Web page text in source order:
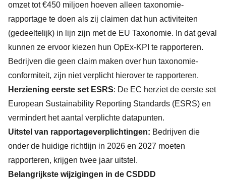
omzet tot €450 miljoen hoeven alleen taxonomie-
rapportage te doen als zij claimen dat hun activiteiten
(gedeeltelijk) in lijn zijn met de EU Taxonomie. In dat geval
kunnen ze ervoor kiezen hun OpEx-KPI te rapporteren.
Bedrijven die geen claim maken over hun taxonomie-
conformiteit, zijn niet verplicht hierover te rapporteren.
Herziening eerste set ESRS: De EC herziet de eerste set
European Sustainability Reporting Standards (ESRS) en
vermindert het aantal verplichte datapunten.
Uitstel van rapportageverplichtingen: Bedrijven die
onder de huidige richtlijn in 2026 en 2027 moeten
rapporteren, krijgen twee jaar uitstel.
Belangrijkste wijzigingen in de CSDDD